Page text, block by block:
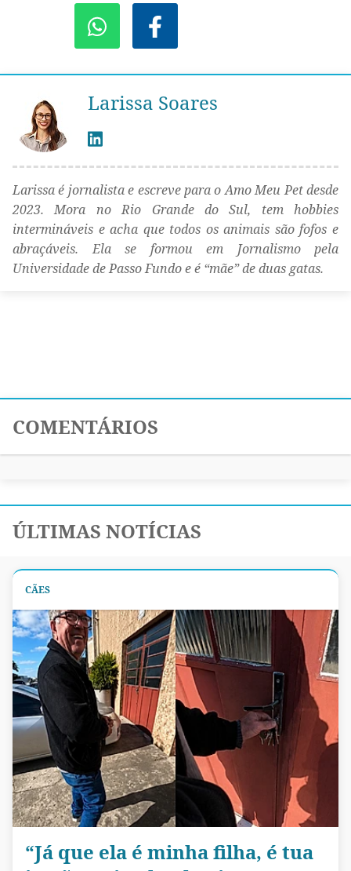
Larissa Soares
Larissa é jornalista e escreve para o Amo Meu Pet desde
2023. Mora no Rio Grande do Sul, tem hobbies
intermináveis e acha que todos os animais são fofos e
abraçáveis. Ela se formou em Jornalismo pela
Universidade de Passo Fundo e é “mãe” de duas gatas.
COMENTÁRIOS
ÚLTIMAS NOTÍCIAS
CÃES
“Já que ela é minha filha, é tua